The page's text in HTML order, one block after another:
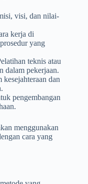
visi, dan nilai-
kerja di
yang
teknis atau
dalam pekerjaan.
kesejahteraan dan
pengembangan
menggunakan
cara yang